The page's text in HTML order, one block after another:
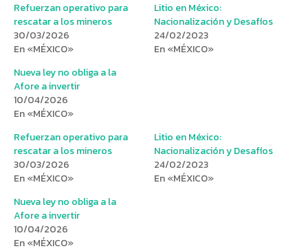
Refuerzan operativo para
rescatar a los mineros
30/03/2026
En «MÉXICO»
Litio en México:
Nacionalización y Desafíos
24/02/2023
En «MÉXICO»
Nueva ley no obliga a la
Afore a invertir
10/04/2026
En «MÉXICO»
Refuerzan operativo para
rescatar a los mineros
30/03/2026
En «MÉXICO»
Litio en México:
Nacionalización y Desafíos
24/02/2023
En «MÉXICO»
Nueva ley no obliga a la
Afore a invertir
10/04/2026
En «MÉXICO»